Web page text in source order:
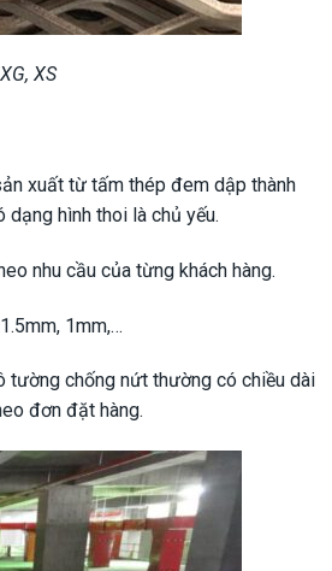
XS
xuất từ tấm thép đem dập thành
hình thoi là chủ yếu.
nhu cầu của từng khách hàng.
1mm,…
chống nứt thường có chiều dài
đơn đặt hàng.